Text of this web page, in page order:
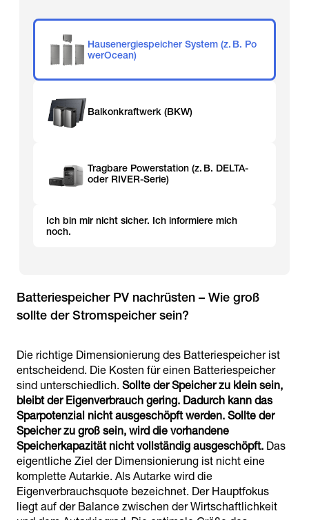
Hausenergiespeicher System (z. B. Po
werOcean)
Balkonkraftwerk (BKW)
Tragbare Powerstation (z. B. DELTA-
oder RIVER-Serie)
Ich bin mir nicht sicher. Ich informiere mich
noch.
Batteriespeicher PV nachrüsten – Wie groß
sollte der Stromspeicher sein?
Die richtige Dimensionierung des Batteriespeicher ist
entscheidend. Die Kosten für einen Batteriespeicher
sind unterschiedlich. Sollte der Speicher zu klein sein,
bleibt der Eigenverbrauch gering. Dadurch kann das
Sparpotenzial nicht ausgeschöpft werden. Sollte der
Speicher zu groß sein, wird die vorhandene
Speicherkapazität nicht vollständig ausgeschöpft. Das
eigentliche Ziel der Dimensionierung ist nicht eine
komplette Autarkie. Als Autarke wird die
Eigenverbrauchsquote bezeichnet. Der Hauptfokus
liegt auf der Balance zwischen der Wirtschaftlichkeit